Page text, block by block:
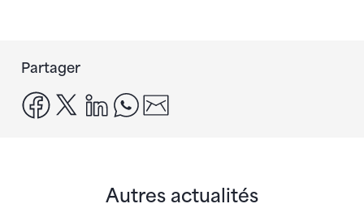
Partager
facebook
x linkedinwhatsapp
Autres actualités